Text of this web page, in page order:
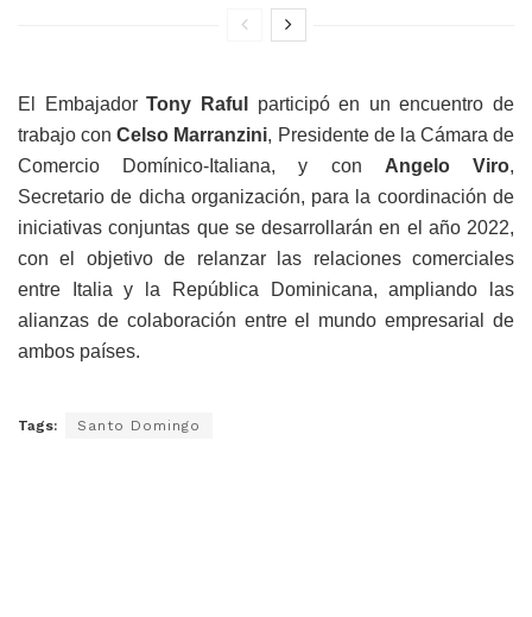
El EmbajadorTony Raful
participó en un encuentro de
trabajo conCelso Marranzini, Presidente de la Cámara de
Comercio Domínico-Italiana, y con Angelo Viro,
Secretario de dicha organización, para la coordinación de
iniciativas conjuntas que se desarrollarán en el año 2022,
con el objetivo de relanzar las relaciones comerciales
entre Italia y la República Dominicana, ampliando las
alianzas de colaboración entre el mundo empresarial de
ambos países.
Tags: Santo Domingo